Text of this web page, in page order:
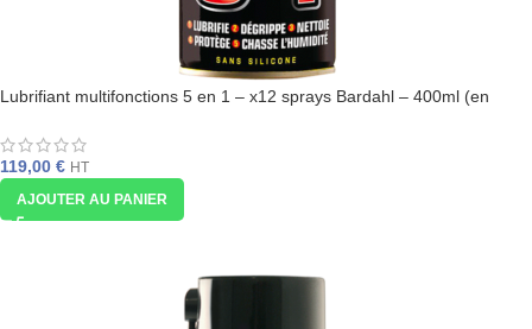
Lubrifiant multifonctions 5 en 1 – x12 sprays Bardahl – 400ml (en
119,00 € HT
AJOUTER AU PANIER